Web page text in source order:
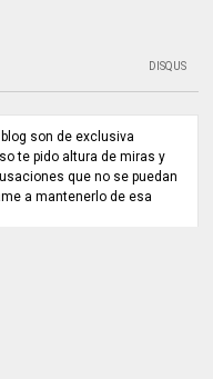
DISQUS
son de exclusiva
te pido altura de miras y
que no se puedan
a mantenerlo de esa